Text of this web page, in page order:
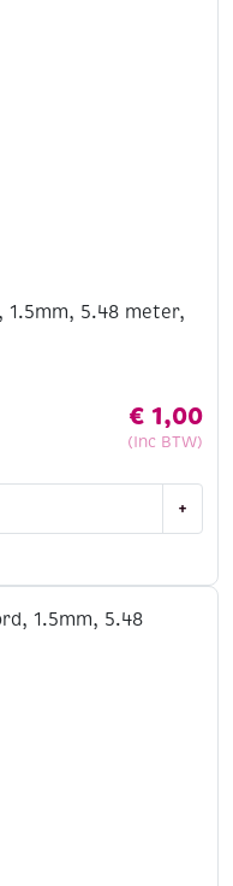
1.5mm, 5.48 meter,
€ 1,00
(Inc BTW)
+